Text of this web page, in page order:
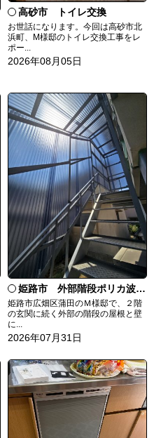
高砂市 トイレ交換
お世話になります。今回は高砂市北
浜町、M様邸のトイレ交換工事をレ
ポー...
2026年08月05日
姫路市 外部階段ポリカ波板張替工事
姫路市広畑区蒲田のＭ様邸で、２階
の玄関に続く外部の階段の屋根と壁
に...
2026年07月31日